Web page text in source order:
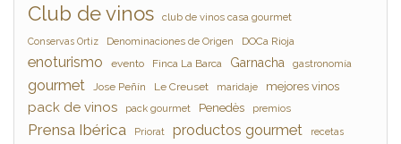
Club de vinos club de vinos casa gourmet
Conservas Ortiz Denominaciones de Origen DOCa Rioja
enoturismo evento Finca La Barca Garnacha gastronomía
gourmet Jose Peñín Le Creuset maridaje mejores vinos
pack de vinos pack gourmet Penedès premios
Prensa Ibérica Priorat productos gourmet recetas